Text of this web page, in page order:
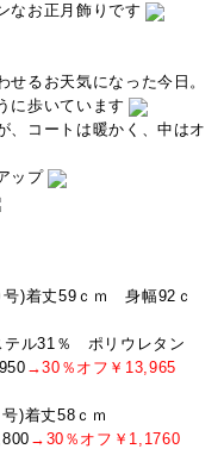
なお正月飾りです
るお天気になった今日。
に歩いています
、コートは暖かく、中はオ
ップ
)着丈59ｃｍ 身幅92ｃ
ル31％ ポリウレタン
→30％オフ￥13,965
)着丈58ｃｍ
→30％オフ￥1,1760